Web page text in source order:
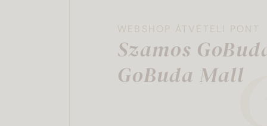
WEBSHOP ÁTVÉTELI PONT
Szamos
GoBuda Mall